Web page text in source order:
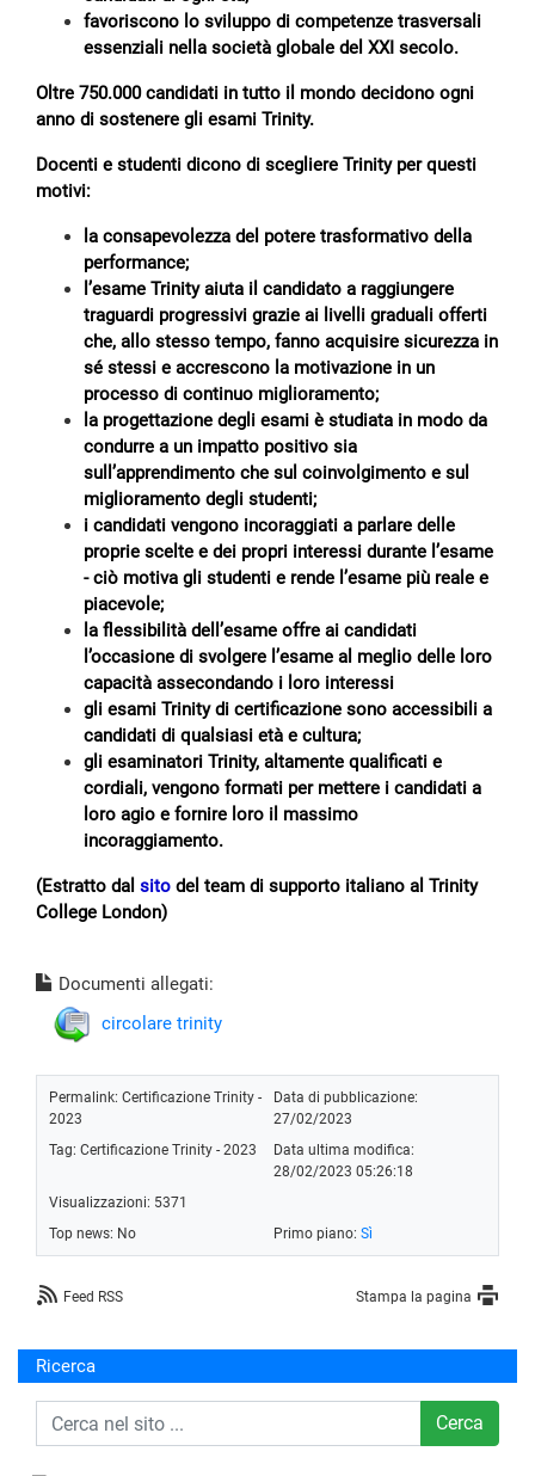
Ricerca
Cerca
favoriscono lo sviluppo di competenze trasversali
essenziali nella società globale del XXI secolo.
Oltre 750.000 candidati in tutto il mondo decidono ogni
anno di sostenere gli esami Trinity.
Docenti e studenti dicono di scegliere Trinity per questi
motivi:
la consapevolezza del potere trasformativo della
performance;
l’esame Trinity aiuta il candidato a raggiungere
traguardi progressivi grazie ai livelli graduali offerti
che, allo stesso tempo, fanno acquisire sicurezza in
sé stessi e accrescono la motivazione in un
processo di continuo miglioramento;
la progettazione degli esami è studiata in modo da
condurre a un impatto positivo sia
sull’apprendimento che sul coinvolgimento e sul
miglioramento degli studenti;
i candidati vengono incoraggiati a parlare delle
proprie scelte e dei propri interessi durante l’esame
- ciò motiva gli studenti e rende l’esame più reale e
piacevole;
la flessibilità dell’esame offre ai candidati
l’occasione di svolgere l’esame al meglio delle loro
capacità assecondando i loro interessi
gli esami Trinity di certificazione sono accessibili a
candidati di qualsiasi età e cultura;
gli esaminatori Trinity, altamente qualificati e
cordiali, vengono formati per mettere i candidati a
loro agio e fornire loro il massimo
incoraggiamento.
(Estratto dal sito del team di supporto italiano al Trinity
College London)
Documenti allegati:
circolare trinity
Permalink: Certificazione Trinity -
2023
Data di pubblicazione:
27/02/2023
Tag: Certificazione Trinity - 2023
Data ultima modifica:
28/02/2023 05:26:18
Visualizzazioni: 5371
Top news: No
Primo piano: Sì
Feed RSS Stampa la pagina